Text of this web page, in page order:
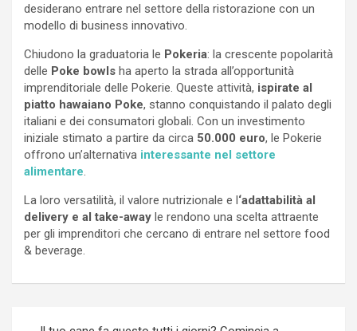
desiderano entrare nel settore della ristorazione con un
modello di business innovativo.
Chiudono la graduatoria le Pokeria: la crescente popolarità
delle Poke bowls ha aperto la strada all’opportunità
imprenditoriale delle Pokerie. Queste attività, ispirate al
piatto hawaiano Poke, stanno conquistando il palato degli
italiani e dei consumatori globali. Con un investimento
iniziale stimato a partire da circa 50.000 euro, le Pokerie
offrono un’alternativa interessante nel settore
alimentare.
La loro versatilità, il valore nutrizionale e l‘adattabilità al
delivery e al take-away le rendono una scelta attraente
per gli imprenditori che cercano di entrare nel settore food
& beverage.